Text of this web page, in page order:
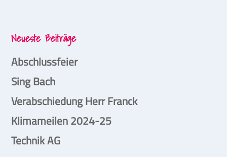
Neueste Beiträge
Abschlussfeier
Sing Bach
Verabschiedung Herr Franck
Klimameilen 2024-25
Technik AG